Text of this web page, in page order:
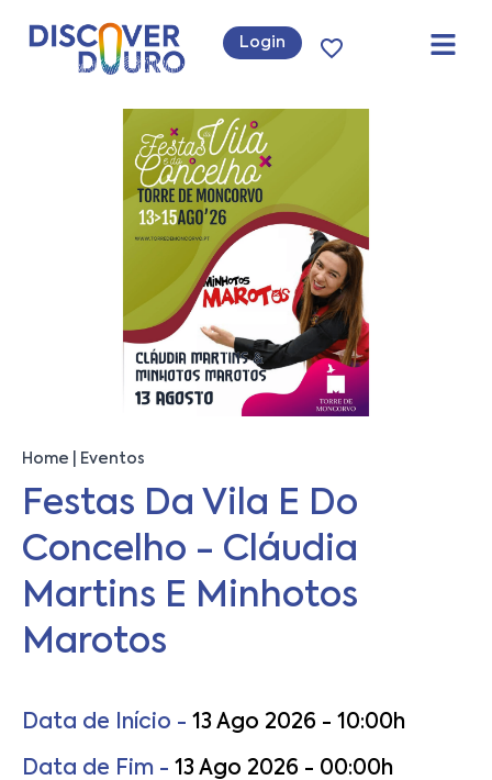
Login
Home Eventos
Festas Da Vila E Do
Concelho - Cláudia
Martins E Minhotos
Marotos
Data de Início - 13 Ago 2026 - 10:00h
Data de Fim - 13 Ago 2026 - 00:00h